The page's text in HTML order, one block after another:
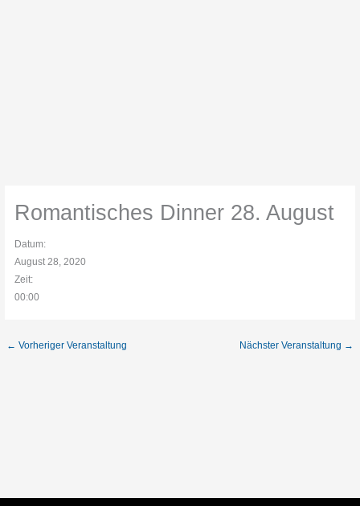
Romantisches Dinner 28. August
Datum:
August 28, 2020
Zeit:
00:00
← Vorheriger Veranstaltung Nächster Veranstaltung →